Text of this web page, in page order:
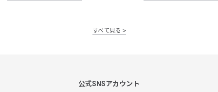
すべて見る
公式SNSアカウント